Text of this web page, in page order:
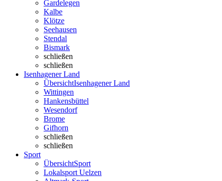
Gardelegen
Kalbe
Klötze
Seehausen
Stendal
Bismark
schließen
schließen
Isenhagener Land
ÜbersichtIsenhagener Land
Wittingen
Hankensbüttel
Wesendorf
Brome
Gifhorn
schließen
schließen
Sport
ÜbersichtSport
Lokalsport Uelzen